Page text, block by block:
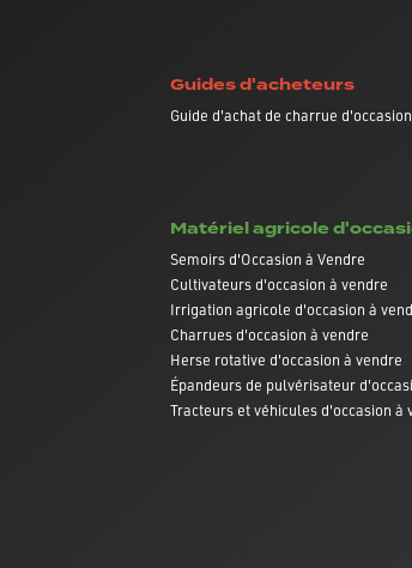
Guides d'acheteurs
Guide d'achat de charrue d'occasion
Matériel agricole
Semoirs d'Occasion à Vendre
Cultivateurs d'occasion à vendre
Irrigation agricole d'occasion à
Charrues d'occasion à vendre
Herse rotative d'occasion à vendre
Épandeurs de pulvérisateur
Tracteurs et véhicules d'occasion à